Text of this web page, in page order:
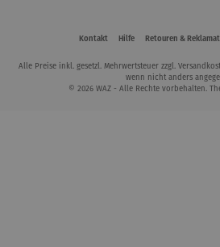
Kontakt Hilfe Retouren &
Alle Preise inkl. gesetzl. Mehrwertsteuer zzgl.
wenn nicht anders
© 2026 WAZ - Alle Rechte vorbehalten.